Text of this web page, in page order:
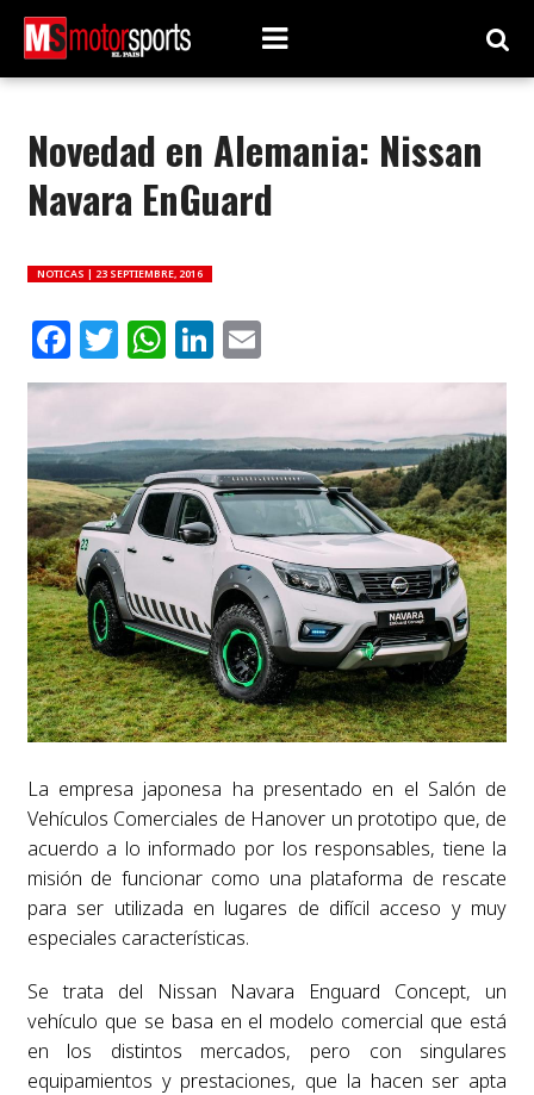
Novedad en Alemania: Nissan
Navara EnGuard
NOTICAS | 23 SEPTIEMBRE, 2016
Facebook
Twitter
WhatsApp
LinkedIn
Email
La empresa japonesa ha presentado en el Salón de
Vehículos Comerciales de Hanover un prototipo que, de
acuerdo a lo informado por los responsables, tiene la
misión de funcionar como una plataforma de rescate
para ser utilizada en lugares de difícil acceso y muy
especiales características.
Se trata del Nissan Navara Enguard Concept, un
vehículo que se basa en el modelo comercial que está
en los distintos mercados, pero con singulares
equipamientos y prestaciones, que la hacen ser apta